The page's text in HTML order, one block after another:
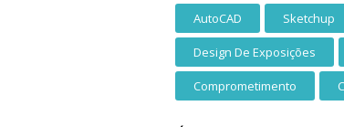
AutoCAD Sketchup
Design De Exposições
Comprometimento